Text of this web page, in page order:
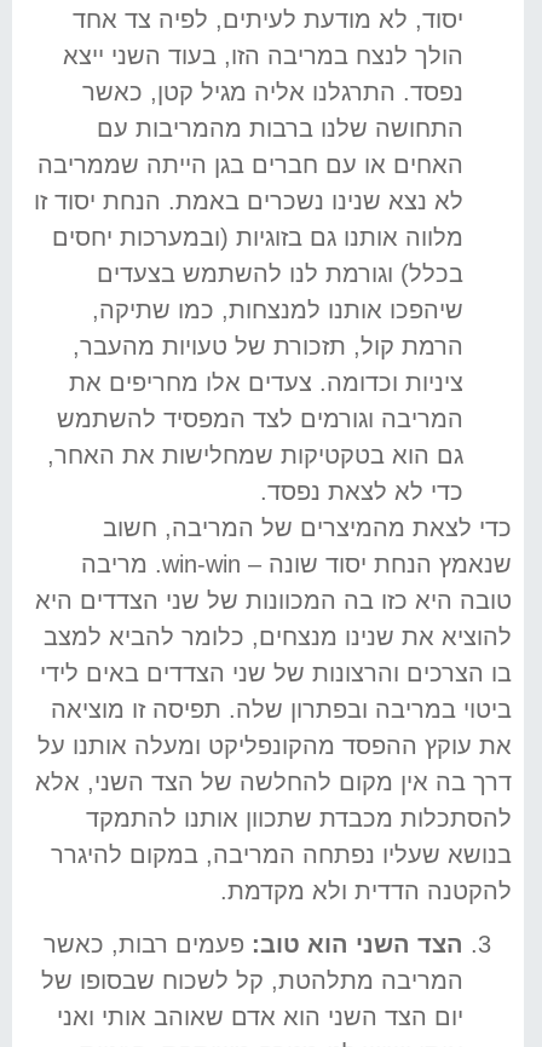
יסוד, לא מודעת לעיתים, לפיה צד אחד
הולך לנצח במריבה הזו, בעוד השני ייצא
נפסד. התרגלנו אליה מגיל קטן, כאשר
התחושה שלנו ברבות מהמריבות עם
האחים או עם חברים בגן הייתה שממריבה
לא נצא שנינו נשכרים באמת. הנחת יסוד זו
מלווה אותנו גם בזוגיות (ובמערכות יחסים
בכלל) וגורמת לנו להשתמש בצעדים
שיהפכו אותנו למנצחות, כמו שתיקה,
הרמת קול, תזכורת של טעויות מהעבר,
ציניות וכדומה. צעדים אלו מחריפים את
המריבה וגורמים לצד המפסיד להשתמש
גם הוא בטקטיקות שמחלישות את האחר,
כדי לא לצאת נפסד.
כדי לצאת מהמיצרים של המריבה, חשוב
שנאמץ הנחת יסוד שונה – win-win. מריבה
טובה היא כזו בה המכוונות של שני הצדדים היא
להוציא את שנינו מנצחים, כלומר להביא למצב
בו הצרכים והרצונות של שני הצדדים באים לידי
ביטוי במריבה ובפתרון שלה. תפיסה זו מוציאה
את עוקץ ההפסד מהקונפליקט ומעלה אותנו על
דרך בה אין מקום להחלשה של הצד השני, אלא
להסתכלות מכבדת שתכוון אותנו להתמקד
בנושא שעליו נפתחה המריבה, במקום להיגרר
להקטנה הדדית ולא מקדמת.
הצד השני הוא טוב: פעמים רבות, כאשר
המריבה מתלהטת, קל לשכוח שבסופו של
יום הצד השני הוא אדם שאוהב אותי ואני